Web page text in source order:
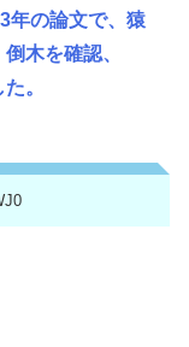
年の論文で、猿
木を確認、
。